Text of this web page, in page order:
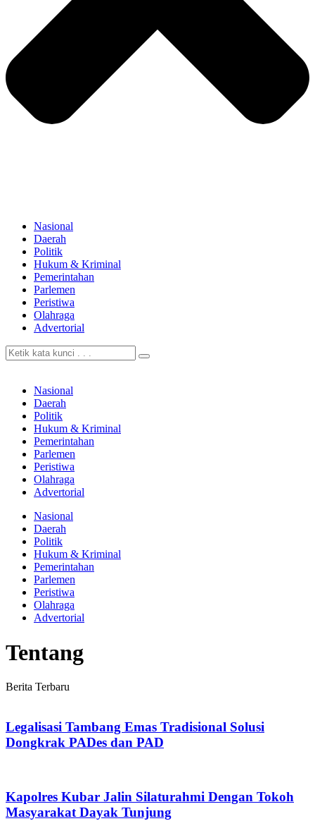
Nasional
Daerah
Politik
Hukum & Kriminal
Pemerintahan
Parlemen
Peristiwa
Olahraga
Advertorial
Nasional
Daerah
Politik
Hukum & Kriminal
Pemerintahan
Parlemen
Peristiwa
Olahraga
Advertorial
Nasional
Daerah
Politik
Hukum & Kriminal
Pemerintahan
Parlemen
Peristiwa
Olahraga
Advertorial
Tentang
Berita Terbaru
Legalisasi Tambang Emas Tradisional Solusi
Dongkrak PADes dan PAD
Kapolres Kubar Jalin Silaturahmi Dengan Tokoh
Masyarakat Dayak Tunjung